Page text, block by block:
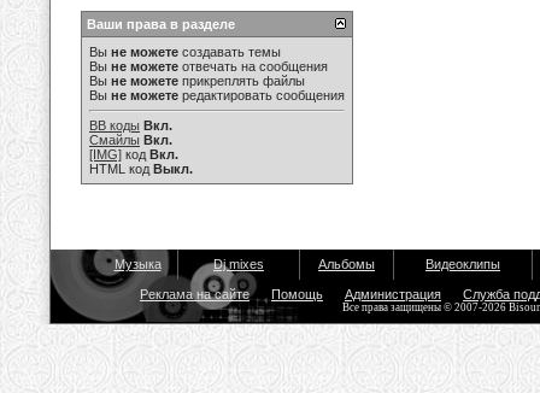
Ваши права в разделе
Вы не можете создавать темы
Вы не можете отвечать на сообщения
Вы не можете прикреплять файлы
Вы не можете редактировать сообщения
BB коды Вкл.
Смайлы Вкл.
[IMG] код Вкл.
HTML код Выкл.
Музыка Dj mixes Альбомы Видеоклипы
Реклама на сайте Помощь Администрация Служба
Все права защищены © 2007-2026